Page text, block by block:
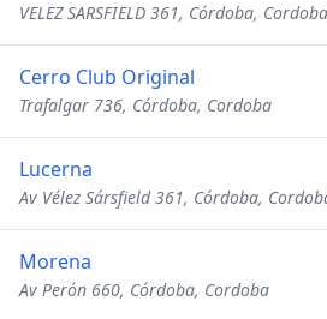
VELEZ SARSFIELD 361, Córdoba, Cordoba
Cerro Club Original
Trafalgar 736, Córdoba, Cordoba
Lucerna
Av Vélez Sársfield 361, Córdoba,
Morena
Av Perón 660, Córdoba, Cordoba